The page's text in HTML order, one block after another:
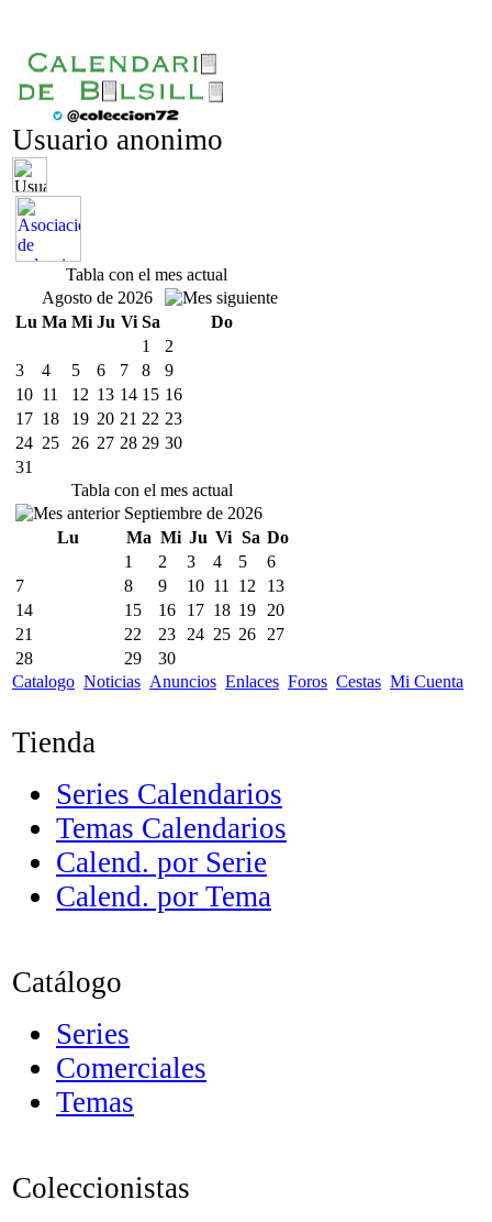
Usuario anonimo
Tabla con el mes actual
Agosto de 2026
Lu Ma Mi Ju Vi Sa
Do
1
2
3
4 5 6 7 8
9
10 11 12 13 14 15 16
17 18 19 20 21 22 23
24 25 26 27 28 29 30
31
Tabla con el mes actual
Septiembre de 2026
Lu
Ma Mi Ju Vi Sa Do
1
2 3 4 5
6
7
8 9 10 11 12
13
14
15 16 17 18 19
20
21
22 23 24 25 26
27
28
29
30
Catalogo Noticias Anuncios Enlaces Foros Cestas Mi Cuenta
Tienda
Series Calendarios
Temas Calendarios
Calend. por Serie
Calend. por Tema
Catálogo
Series
Comerciales
Temas
Coleccionistas